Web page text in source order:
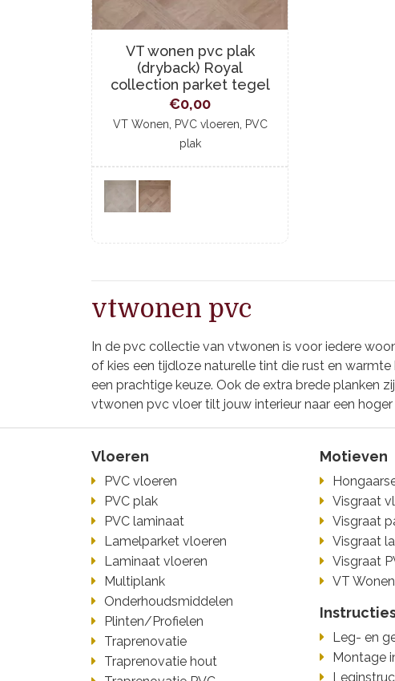
VT wonen pvc plak
(dryback) Royal
collection parket tegel
€0,00
VT Wonen, PVC vloeren, PVC
plak
vtwonen pvc
In de pvc collectie van vtwonen is voor iedere
of kies een tijdloze naturelle tint die rust en
een prachtige keuze. Ook de extra brede planken
vtwonen pvc vloer tilt jouw interieur naar een hoger
Vloeren
PVC vloeren
PVC plak
PVC laminaat
Lamelparket vloeren
Laminaat vloeren
Multiplank
Onderhoudsmiddelen
Plinten/Profielen
Traprenovatie
Traprenovatie hout
Motieven
Visgraat
Visgraat
Visgraat
Visgraat
VT Wonen
Leg- en
Montage